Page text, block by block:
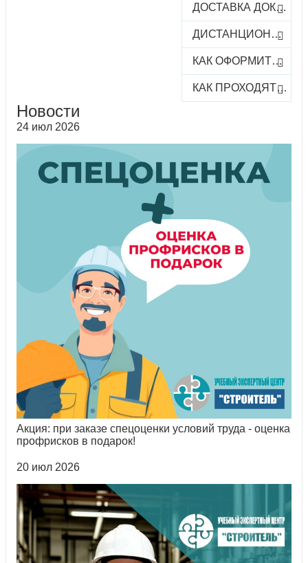
ДОСТАВКА ДОКУМЕНТОВ
ДИСТАНЦИОННОЕ ОБУЧЕНИЕ
КАК ОФОРМИТЬ ЗАКАЗ КУРСА
КАК ПРОХОДЯТ ОНЛАЙН-КУРСЫ
Новости
24 июл 2026
Акция: при заказе спецоценки условий труда - оценка
профрисков в подарок!
20 июл 2026